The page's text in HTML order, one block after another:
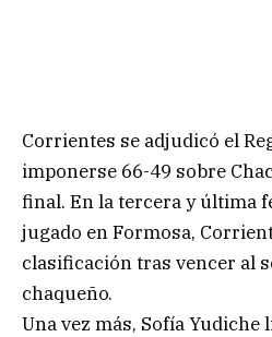
Corrientes se adjudicó el
imponerse 66-49 sobre
final. En la tercera y última
jugado en Formosa,
clasificación tras vencer al
chaqueño.
Una vez más, Sofía